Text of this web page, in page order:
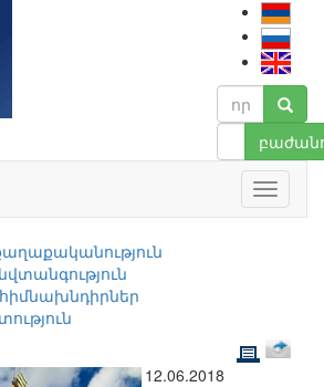
12.06.2018